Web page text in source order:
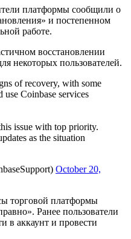
платформы сообщили о
и постепенном
работе.
восстановлении
некоторых пользователей.
of recovery, with some
use Coinbase services
issue with top priority.
as the situation
October 20,
торговой платформы
Ранее пользователи
в аккаунт и провести